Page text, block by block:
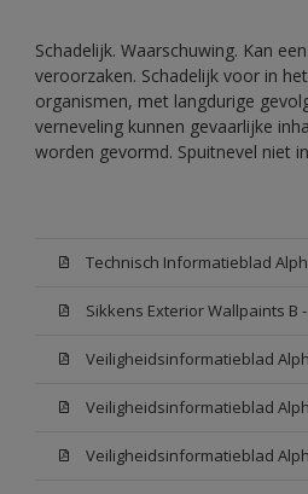
Schadelijk. Waarschuwing. Kan
veroorzaken. Schadelijk voor in
organismen, met langdurige
verneveling kunnen gevaarlijke
worden gevormd. Spuitnevel niet
Technisch Informatieblad